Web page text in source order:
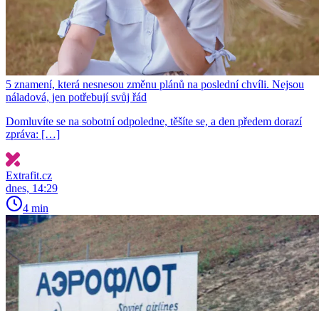
5 znamení, která nesnesou změnu plánů na poslední chvíli. Nejsou
náladová, jen potřebují svůj řád
Domluvíte se na sobotní odpoledne, těšíte se, a den předem dorazí
zpráva: […]
Extrafit.cz
dnes, 14:29
4 min